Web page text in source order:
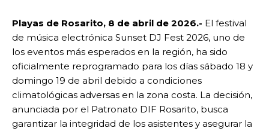
Playas de Rosarito, 8 de abril de 2026.- El festival
de música electrónica Sunset DJ Fest 2026, uno de
los eventos más esperados en la región, ha sido
oficialmente reprogramado para los días sábado 18 y
domingo 19 de abril debido a condiciones
climatológicas adversas en la zona costa. La decisión,
anunciada por el Patronato DIF Rosarito, busca
garantizar la integridad de los asistentes y asegurar la